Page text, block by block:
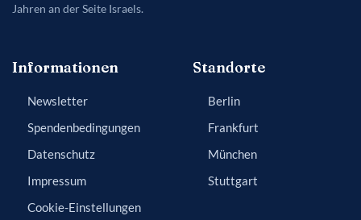
Jahren an der Seite Israels.
Informationen
Newsletter
Spendenbedingungen
Datenschutz
Impressum
Cookie-Einstellungen
Standorte
Berlin
Frankfurt
München
Stuttgart